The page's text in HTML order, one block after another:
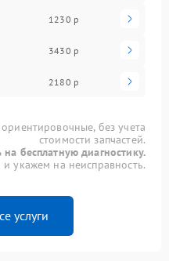
1230 р
3430 р
2180 р
без учета
стоимости запчастей.
на бесплатную диагностику.
укажем на неисправность.
услуги